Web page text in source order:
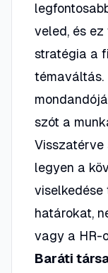
veled, és
stratégia a
témaváltás.
szót a
Visszatérve
legyen a
határokat,
vagy a HR-
Baráti